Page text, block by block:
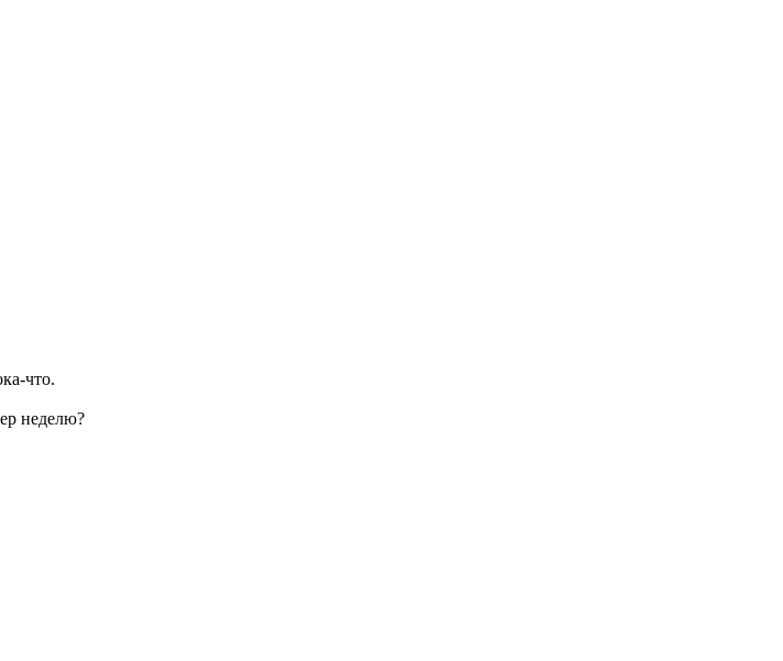
что.
неделю?